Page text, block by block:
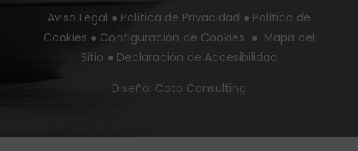
Aviso Legal ● Política de Privacidad ● Política de
Cookies ● Configuración de Cookies ● Mapa del
Sitio ● Declaración de Accesibilidad
Diseño: Coto Consulting